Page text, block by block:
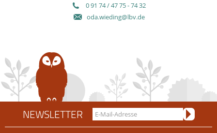
0 91 74 / 47 75 - 74 32
oda.wieding@lbv.de
NEWSLETTER